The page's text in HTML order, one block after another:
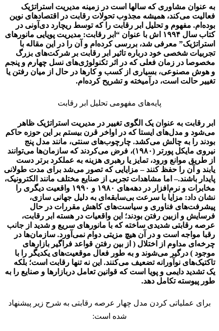
به عنوان مشاوری که سالها است در زمینه مدیریت استراتژیک
فعالیت می‌کند، همیشه مجذوب تحولات رقابت در اقتصادهای نوین
بوده‌ام. مفهوم و تحلیل ابر رقابت را که توسط ریچارد دی‌آونی در
کتاب سال ۱۹۹۴ اش با عنوان “ابر رقابت: مدیریت پویایی مانورهای
استراتژیک” معرفی شد، بررسی کرده‌ام و آن را در این مقاله با
تجربیات شخصی خود درباره تاثیر ابر رقابت بر شرکت‌های بزرگ
مخصوصا در زمان فعلی که در اثر تکنولوژی‌های نسل چهارم و پنجم
و هوش مصنوعی، بسیاری از کسب و کارها در حال از میان رفتن یا
تغییر حالت است، درآمیخته و تشریح کرده‌ام.
پایه‌های مفهومی تحلیل ابر رقابت
ابر رقابت به عنوان یک الگوی تغییر در مدیریت استراتژیک ظاهر
می‌شود و مدل‌های ایستا که در اواخر قرن بیستم بر این حوزه حاکم
بودند را به چالش می‌کشد. چارچوب‌های سنتی، مانند مدل پنج
نیروی مایکل پورتر (۱۹۸۰)، فرض می‌کردند که سازمان‌ها می‌توانند
از طریق موانع ورود، تمایز یا رهبری هزینه به عملکرد برتر دست
یابند و آن را حفظ کنند – مزایایی که تصور می‌شد برای مدت طولانی
پایدار باشند.– اما مشاهدات تجربی از صنایع مختلف مانند الکترونیک،
مخابرات و نرم‌افزار در دهه‌های ۱۹۸۰ و ۱۹۹۰ واقعیت دیگری را
نشان داد: مزایا با سرعت بی‌سابقه‌ای به دلیل جهانی سازی،
پیشرفت‌های فناوری و سیاست‌های کاهش مقررات در حال
فرسایش و ازبین رفتن بودند؛ این واقعیات در هسته ابر رقابت،
عرصه رقابتی شدیدی ساخته که با مانورهای سریع و شدید از جانب
رقبا مواجه است و در آن هیچ مزیتی دوام نمی‌آورد. سازمان‌ها در
چرخه‌ای مداوم از اختلال ( از بین رفتن قواعد فراگیر بازارهای
موجود ) درگیر می‌شوند و به طور فعال موقعیت‌های یکدیگر را با
تاکتیک‌های نوآورانه تضعیف می‌کنند. این نه تنها رقابت است؛ بلکه
یک تشدید دایمی و پویا است که قوانین تعامل دربازارها و صنایع را به
طور پیوسته تکامل دهد.
برای عملیاتی کردن مدل چهار عرصه رقابتی به شرح زیر پیشنهاد
شده است: